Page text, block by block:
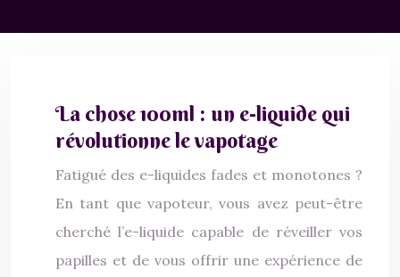
La chose 100ml : un e-liquide qui
révolutionne le vapotage
Fatigué des e-liquides fades et monotones ?
En tant que vapoteur, vous avez peut-être
cherché l’e-liquide capable de réveiller vos
papilles et de vous offrir une expérience de